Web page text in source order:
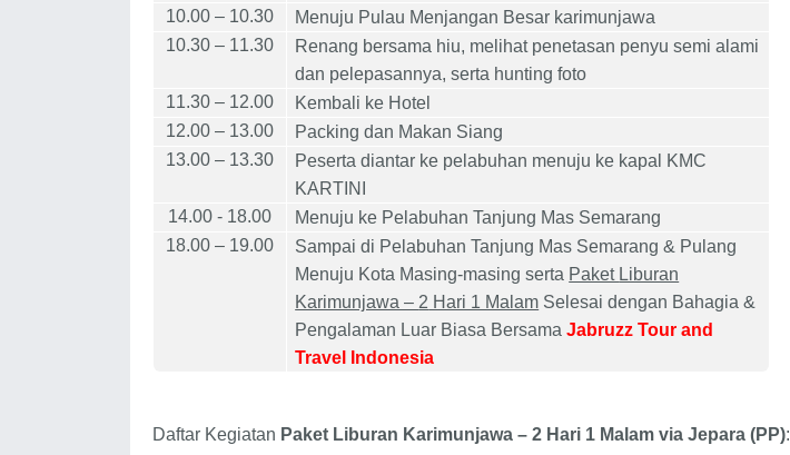
10.00 – 10.30 Menuju Pulau Menjangan Besar karimunjawa
10.30 – 11.30
Renang bersama hiu, melihat penetasan penyu semi alami
dan pelepasannya, serta hunting foto
11.30 – 12.00 Kembali ke Hotel
12.00 – 13.00 Packing dan Makan Siang
13.00 – 13.30
Peserta diantar ke pelabuhan menuju ke kapal KMC
KARTINI
14.00 - 18.00 Menuju ke Pelabuhan Tanjung Mas Semarang
18.00 – 19.00 Sampai di Pelabuhan Tanjung Mas Semarang & Pulang
Menuju Kota Masing-masing serta Paket Liburan
Karimunjawa – 2 Hari 1 Malam Selesai dengan Bahagia &
Pengalaman Luar Biasa BersamaJabruzz Tour and
Travel Indonesia
Daftar Kegiatan Paket Liburan Karimunjawa – 2 Hari 1 Malam via Jepara (PP):